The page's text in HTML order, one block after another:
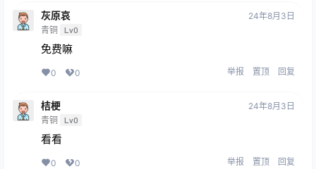
灰原哀
青铜 Lv0
24年8月3日
免费嘛
0 0 举报 置顶 回复
桔梗
青铜 Lv0
24年8月3日
看看
0 0 举报 置顶 回复